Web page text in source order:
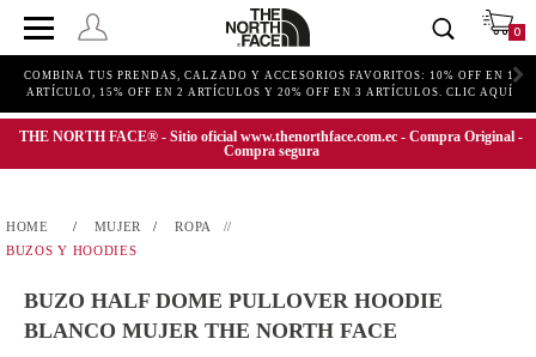
0
COMBINA TUS PRENDAS, CALZADO Y ACCESORIOS FAVORITOS: 10% OFF EN 1
ARTÍCULO, 15% OFF EN 2 ARTÍCULOS Y 20% OFF EN 3 ARTÍCULOS. CLIC AQUÍ
THE NORTH FACE® - Sitio oficial www.thenorthface.com.ec - Compra Original -
Compra segura
MUJER
ROPA
BUZOS Y HOODIES
BUZO HALF DOME PULLOVER HOODIE
BLANCO MUJER THE NORTH FACE